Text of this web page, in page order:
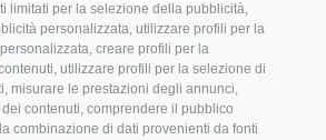
limitati per la selezione della pubblicità,
personalizzata, utilizzare profili per la
creare profili per la
utilizzare profili per la selezione di
misurare le prestazioni degli annunci,
contenuti, comprendere il pubblico
combinazione di dati provenienti da fonti